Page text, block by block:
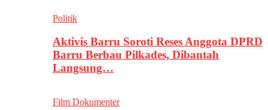
Politik
Aktivis Barru Soroti Reses Anggota DPRD
Barru Berbau Pilkades, Dibantah
Langsung…
Film Dokumenter